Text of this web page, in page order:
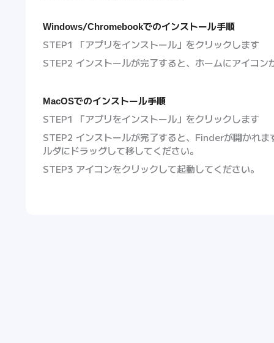
Windows/Chromebookでのインストール手順
STEP1 「アプリをインストール」をクリックします
STEP2 インストールが完了すると、ホームにアイコ
MacOSでのインストール手順
STEP1 「アプリをインストール」をクリックします
STEP2 インストールが完了すると、Finderが開かれ
ルダにドラッグして移してください。
STEP3 アイコンをクリックして起動してください。